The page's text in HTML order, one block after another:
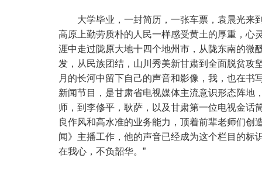
大学毕业，一封简历，一张车票，袁晨光来
高原上勤劳质朴的人民一样感受黄土的厚重，心
涯中走过陇原大地十四个地州市，从陇东南的微
发，从民族团结，山川秀美新甘肃到全面脱贫攻
月的长河中留下自己的声音和影像，我，也在书
新闻节目，是甘肃省电视媒体主流意识形态阵地
师，到李修平，耿萨，以及甘肃第一位电视金话
良作风和高水准的业务能力，顶着前辈老师们
闻》主播工作，他的声音已经成为这个栏目的标
在我心，不负韶华。”